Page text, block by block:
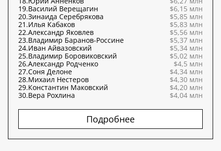
19.Василий Верещагин
$6,15 млн
20.Зинаида Серебрякова
$5,85 млн
21.Илья Кабаков
$5,83 млн
22.Александр Яковлев
$5,56 млн
23.Владимир Баранов-Россине
$5,37 млн
24.Иван Айвазовский
$5,34 млн
25.Владимир Боровиковский
$5,02 млн
26.Александр Родченко
$4,5 млн
27.Соня Делоне
$4,34 млн
28.Михаил Нестеров
$4,30 млн
29.Константин Маковский
$4,20 млн
30.Вера Рохлина $4,04 млн
Подробнее